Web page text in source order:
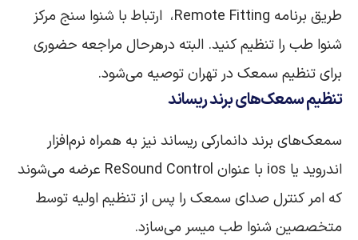
طریق برنامه Remote Fitting، ارتباط با شنوا سنج مرکز
شنوا طب را تنظیم کنید. البته درهرحال مراجعه حضوری
برای تنظیم سمعک در تهران توصیه می‌شود.
تنظیم سمعک‌هایبرندریساند
سمعک‌های برند دانمارکی ریساند نیز به همراه نرم‌افزار
اندروید یا ios با عنوان ReSound Control عرضه می‌شوند
که امر کنترل صدای سمعک را پس از تنظیم اولیه توسط
متخصصین شنوا طب میسر می‌سازد.